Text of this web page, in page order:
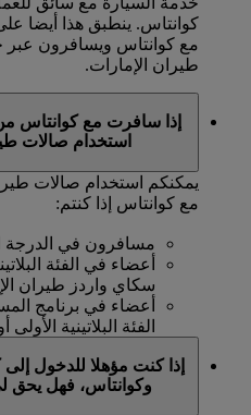
كوانتاس. ينطبق هذا أيضا
مع كوانتاس ويسافرون عبر
طيران الإمارات.
إذا سافرت مع كوانتاس
استخدام صالات
يمكنكم استخدام صالات
مع كوانتاس إذا كنتم:
مسافرون في الدرجة
أعضاء في الفئة
سكاي واردز طيران
أعضاء في برنامج
الفئة البلاتينية الأولى
إذا كنت مؤهلا للدخول
وكوانتاس، فهل يحق